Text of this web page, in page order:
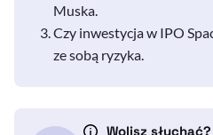
Muska.
Czy inwestycja w IPO
ze sobą ryzyka.